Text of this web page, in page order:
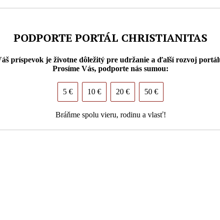
PODPORTE PORTÁL CHRISTIANITAS
príspevok je životne dôležitý pre udržanie a ďalší rozvoj
Prosíme Vás, podporte nás sumou:
5 € 10 € 20 € 50 €
Bráňme spolu vieru, rodinu a vlasť!